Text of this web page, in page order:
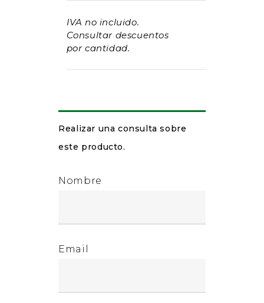
IVA no incluido.
Consultar descuentos
por cantidad.
Realizar una consulta sobre
este producto.
Nombre
Email